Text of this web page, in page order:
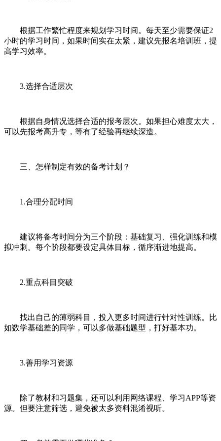
根据工作繁忙程度来规划学习时间。每天至少需要保证2
小时的学习时间，如果时间实在太紧，建议先报名培训班，提
高学习效率。
3.选择合适层次
根据自身情况选择合适的报考层次。如果担心难度太大，
可以先报考高升专，等有了经验再继续深造。
三、怎样制定有效的备考计划？
1.合理分配时间
建议将备考时间分为三个阶段：基础复习、强化训练和模
拟冲刺。每个阶段都要设定具体目标，循序渐进地提高。
2.重点科目突破
找出自己的薄弱科目，投入更多时间进行针对性训练。比
如数学基础差的同学，可以多做基础题型，打好基本功。
3.善用学习资源
除了教材和习题集，还可以利用网络课程、学习APP等资
源。但要注意筛选，避免被太多资料混淆视听。